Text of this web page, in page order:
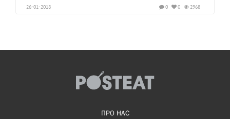
26-01-2018 2968
0
0
ПРО НАС